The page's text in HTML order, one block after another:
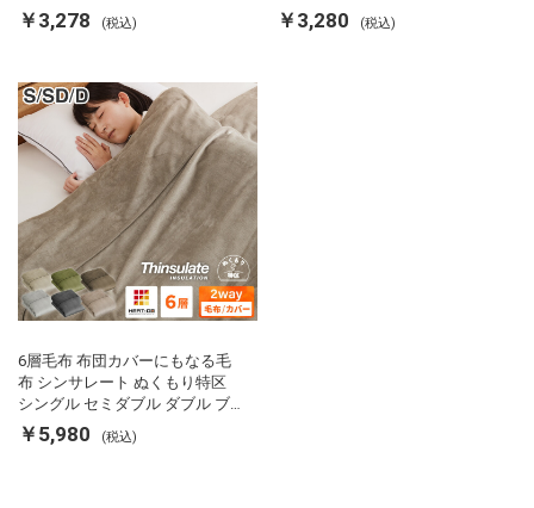
ぽ エコ 節電 節約 省エネ 充電式
エコ電気あんか EWT-2143 スリ
￥3,278 (税込)
使える 軽い 丸洗い 断熱 保温 抗
菌防臭 洗える 防ダニ 軽量 ホコ
￥3,280 (税込)
6層毛布 布団カバーにもなる毛
布 シンサレート ぬくもり特区
シングル セミダブル ダブル ブ
ランケット 掛け布団カバー フラ
ンネル 保温 蓄熱 吸湿 発熱 断熱
￥5,980 (税込)